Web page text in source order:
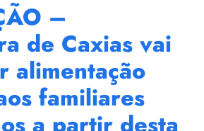
–
de Caxias vai
alimentação
familiares